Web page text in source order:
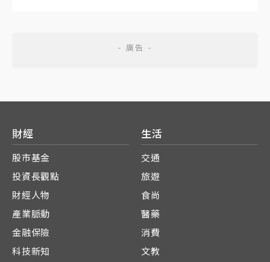
財經
股市基金
投資長觀點
財經人物
產業脈動
金融保險
科技新知
生活
交通
旅遊
食尚
醫藥
消費
文教